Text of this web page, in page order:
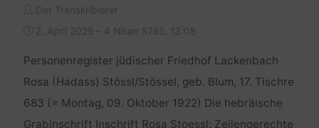
Der Transkribierer
2. April 2025 – 4 Nisan 5785, 13:08
Personenregister jüdischer Friedhof Lackenbach
Rosa (Hadass) Stössl/Stössel, geb. Blum, 17. Tischre
683 (= Montag, 09. Oktober 1922) Die hebräische
Grabinschrift Inschrift Rosa Stoessl: Zeilengerechte